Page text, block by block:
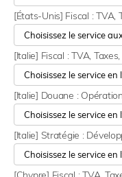
[États-Unis] Fiscal :
[Italie] Fiscal : TVA,
[Italie] Douane :
[Italie] Stratégie :